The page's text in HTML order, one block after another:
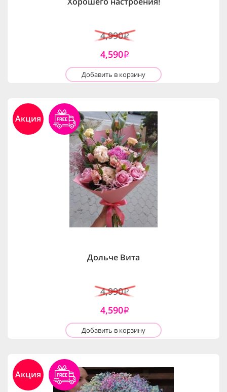
4,990i
4,590i
Добавить в корзину
Акция
Дольче Вита
4,990i
4,590i
Добавить в корзину
Акция